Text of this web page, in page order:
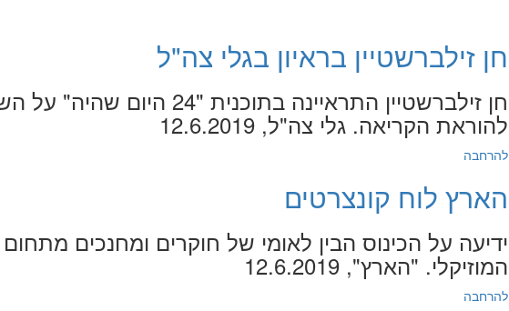
חן זילברשטיין בראיון בגלי צה"ל
חן זילברשטיין התראיינה בתוכנית
להוראת הקריאה. גלי צה"ל, 12.6.2019
להרחבה
הארץ לוח קונצרטים
ידיעה על הכינוס הבין לאומי של חוקרים ומחנכים מתחום
המוזיקלי. "הארץ", 12.6.2019
להרחבה